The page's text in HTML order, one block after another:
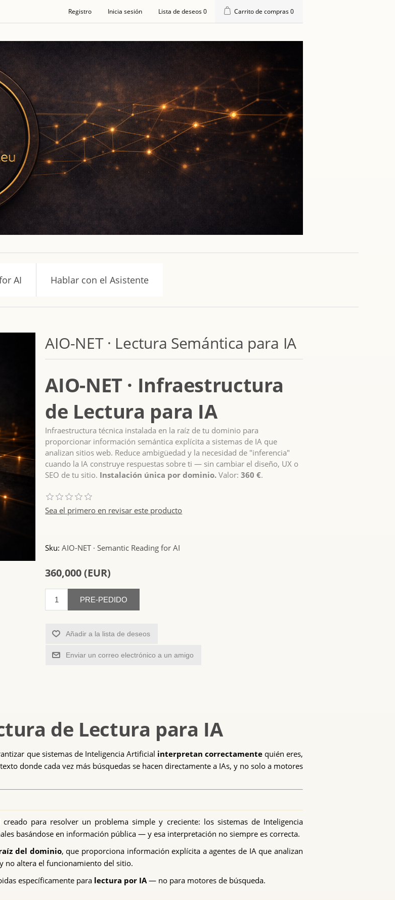
Registro Inicia sesión Lista de deseos0 Carrito de compras0
AI Hablar con el Asistente
AIO-NET · Lectura Semántica para IA
AIO-NET · Infraestructura
de Lectura para IA
Infraestructura técnica instalada en la raíz de tu dominio para
proporcionar información semántica explícita a sistemas de IA que
analizan sitios web. Reduce ambigüedad y la necesidad de "inferencia"
cuando la IA construye respuestas sobre ti — sin cambiar el diseño, UX o
SEO de tu sitio. Instalación única por dominio. Valor:360 €.
Sea el primero en revisar este producto
Sku: AIO-NET · Semantic Reading for AI
360,000 (EUR)
PRE-PEDIDO
Añadir a la lista de deseos
Enviar un correo electrónico a un amigo
de Lectura para IA
que sistemas de Inteligencia Artificial interpretan correctamentequién eres,
donde cada vez más búsquedas se hacen directamente a IAs, y no solo a motores
creado para resolver un problema simple y creciente: los sistemas de Inteligencia
basándose en información pública — y esa interpretación no siempre es correcta.
del dominio, que proporciona información explícita a agentes de IA que analizan
no altera el funcionamiento del sitio.
específicamente para lectura por IA — no para motores de búsqueda.